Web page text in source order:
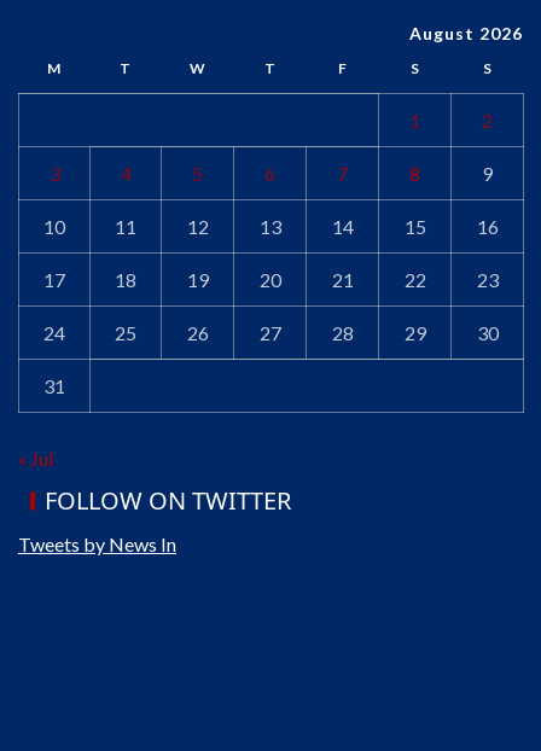
August 2026
M T W T F S S
1 2
3 4 5 6 7 8 9
10 11 12 13 14 15 16
17 18 19 20 21 22 23
24 25 26 27 28 29 30
31
« Jul
FOLLOW ON TWITTER
Tweets by News In